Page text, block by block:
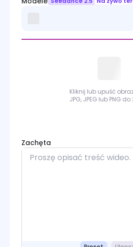
Kliknij lub upuść
JPG, JPEG lub PNG do
Zachęta